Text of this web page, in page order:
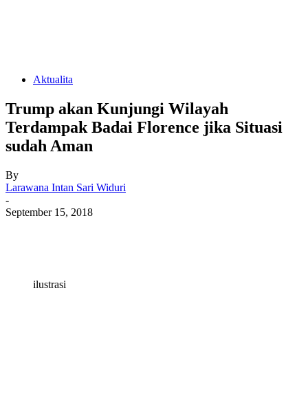
Aktualita
Trump akan Kunjungi Wilayah
Terdampak Badai Florence jika Situasi
sudah Aman
By
Larawana Intan Sari Widuri
-
September 15, 2018
ilustrasi